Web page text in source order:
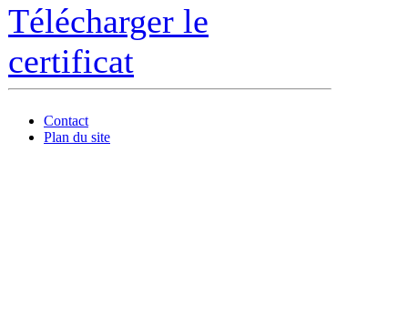
Télécharger le
certificat
Contact
Plan du site